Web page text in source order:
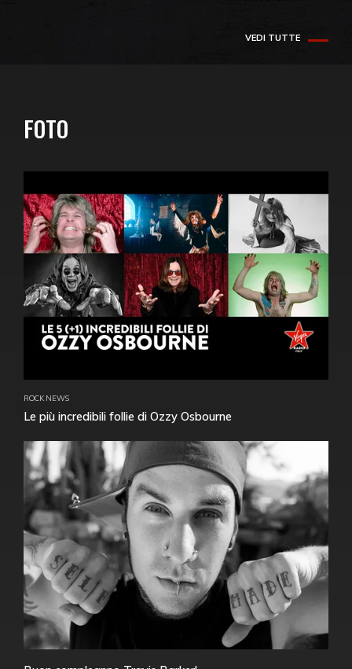
VEDI TUTTE
FOTO
ROCK NEWS
Le più incredibili follie di Ozzy Osbourne